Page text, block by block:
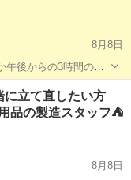
8月8日
に なります(o^^...
通販サイト
に立て直したい方
品の製造スタッフ⛺
8月8日